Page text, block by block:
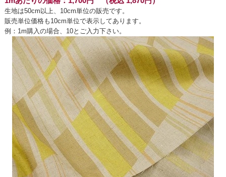
生地は50cm以上、10cm単位の販売です。
販売単位価格も10cm単位で表示してあります。
例：1m購入の場合、10とご入力下さい。